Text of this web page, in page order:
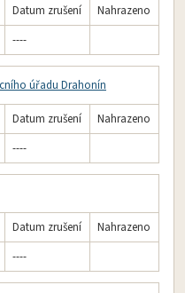
Datum zrušení
Nahrazeno
----
úřadu Drahonín
Datum zrušení
Nahrazeno
----
Datum zrušení
Nahrazeno
----